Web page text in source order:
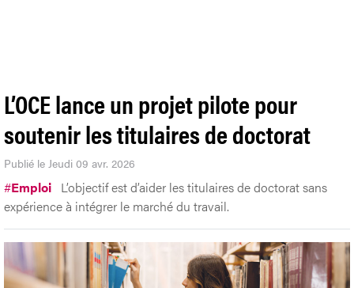
L’OCE lance un projet pilote pour
soutenir les titulaires de doctorat
Publié le Jeudi 09 avr. 2026
#Emploi L’objectif est d’aider les titulaires de doctorat sans
expérience à intégrer le marché du travail.